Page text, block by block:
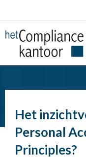
Het
Personal
Principles?